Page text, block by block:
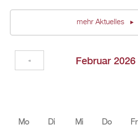
mehr Aktuelles
Februar 2026
«
Mo Di Mi Do Fr